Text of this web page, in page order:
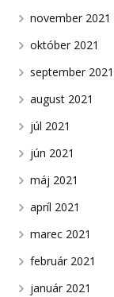
november 2021
október 2021
september 2021
august 2021
júl 2021
jún 2021
máj 2021
apríl 2021
marec 2021
február 2021
január 2021